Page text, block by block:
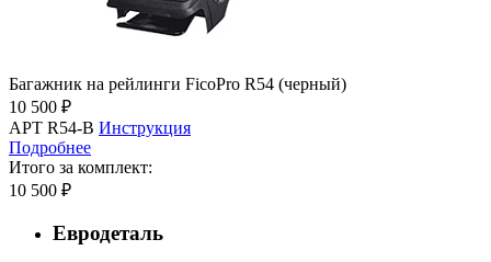
Багажник на рейлинги FicoPro R54 (черный)
10 500 ₽
АРТ R54-B Инструкция
Подробнее
Итого за комплект:
10 500 ₽
Евродеталь